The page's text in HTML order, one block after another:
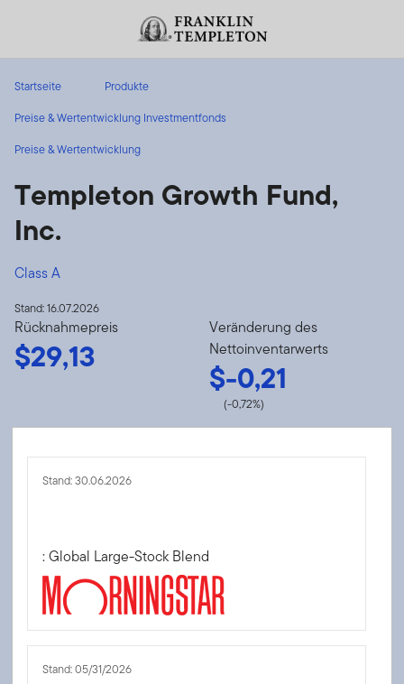
Header menu toggle
Startseite
Produkte
Preise & Wertentwicklung Investmentfonds
Preise & Wertentwicklung
Templeton Growth Fund,
Inc.
Class A
Stand: 16.07.2026
Rücknahmepreis
$29,13
Veränderung des
Nettoinventarwerts
$-0,21
(-0,72%)
Stand: 30.06.2026
: Global Large-Stock Blend
Stand: 05/31/2026